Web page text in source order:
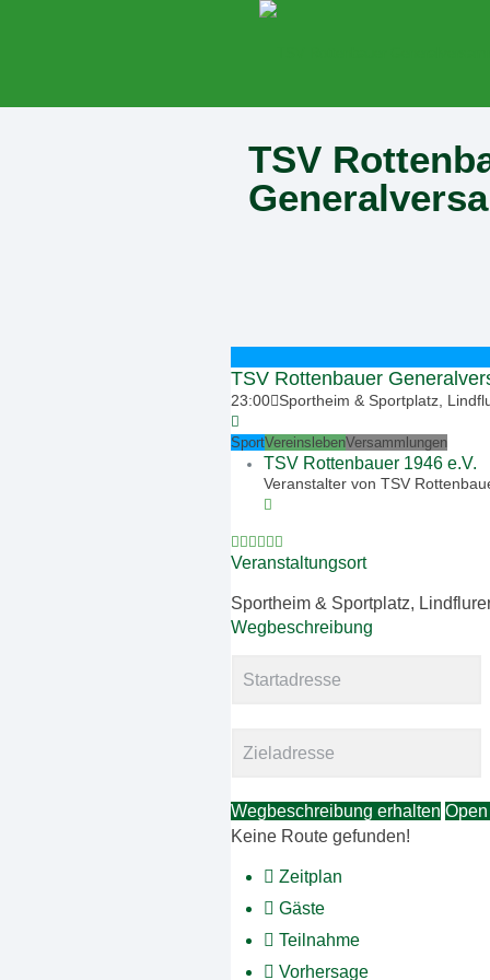
TSV
TSV Rottenbauer
23:00 Sportheim & Sportplatz,
SportVereinslebenVersammlungen
TSV Rottenbauer 1946 e.V.
Veranstalter von TSV
Veranstaltungsort
Sportheim & Sportplatz,
Wegbeschreibung
Wegbeschreibung erhalten
Keine Route gefunden!
Zeitplan
Gäste
Teilnahme
Vorhersage